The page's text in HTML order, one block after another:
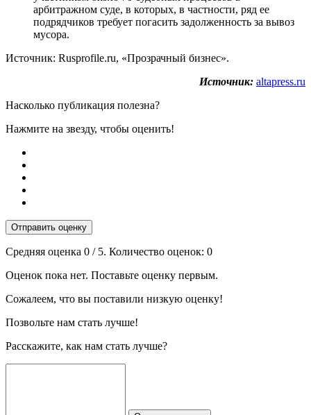
арбитражном суде, в которых, в частности, ряд ее
подрядчиков требует погасить задолженность за вывоз
мусора.
Источник: Rusprofile.ru, «Прозрачный бизнес».
Источник: altapress.ru
Насколько публикация полезна?
Нажмите на звезду, чтобы оценить!
Отправить оценку
Средняя оценка 0 / 5. Количество оценок: 0
Оценок пока нет. Поставьте оценку первым.
Сожалеем, что вы поставили низкую оценку!
Позвольте нам стать лучше!
Расскажите, как нам стать лучше?